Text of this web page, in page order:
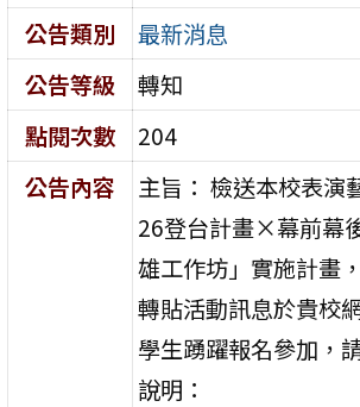
公告類別
最新消息
公告等級
轉知
點閱次數
204
公告內容
主旨： 檢送本校表演
26登台計畫×幕前幕
雄工作坊」實施計畫
轉貼活動訊息於貴校
學生踴躍報名參加，
說明：